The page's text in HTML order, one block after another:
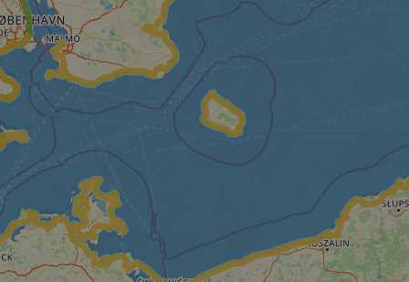
response
traffic is
bots. It is part of
humans and bots.
make valid
and bots.
make valid
use cases after
stickiness
features
by sites
Usually